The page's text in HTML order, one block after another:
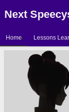
Next
Home Lessons
ロボ